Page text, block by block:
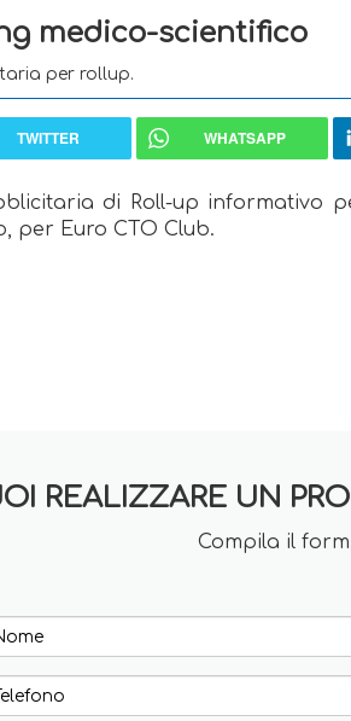
medico-scientifico
per rollup.
TWITTER WHATSAPP
di Roll-up informativo
per Euro CTO Club.
REALIZZARE UN
Compila il